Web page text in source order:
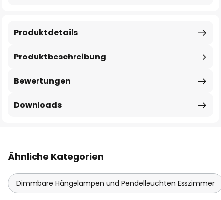
Produktbeschreibung
Produktdetails
Bewertungen
Downloads
Ähnliche Kategorien
Dimmbare Hängelampen und Pendelleuchten Esszimmer